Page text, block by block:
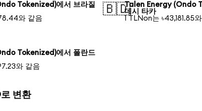
Tokenized)에서 브라질
와 같음
🇧🇩Talen Energy (Ondo
데시 타카
1 TLNon는 ৳43,181.85
Tokenized)에서 폴란드
와 같음
변환